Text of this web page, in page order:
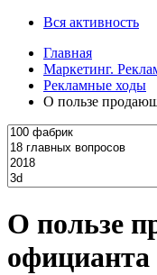
Вся активность
Главная
Маркетинг.
Рекламные ходы
О пользе
О пользе
официанта